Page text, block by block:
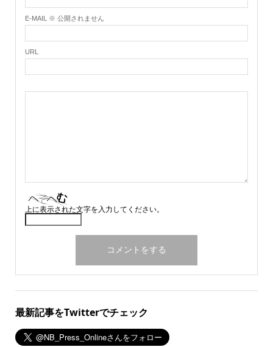
E-MAIL ※ 公開されません
URL
上に表示された文字を入力してください。
最新記事をTwitterでチェック